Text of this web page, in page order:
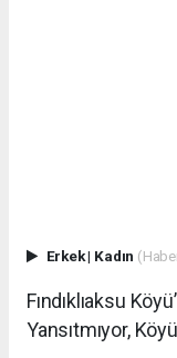
Erkek| Kadın
Fındıklıaksu
Yansıtmıyor,